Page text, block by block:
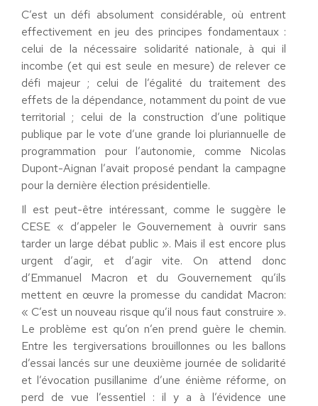
C’est un défi absolument considérable, où entrent
effectivement en jeu des principes fondamentaux :
celui de la nécessaire solidarité nationale, à qui il
incombe (et qui est seule en mesure) de relever ce
défi majeur ; celui de l’égalité du traitement des
effets de la dépendance, notamment du point de vue
territorial ; celui de la construction d’une politique
publique par le vote d’une grande loi pluriannuelle de
programmation pour l’autonomie, comme Nicolas
Dupont-Aignan l’avait proposé pendant la campagne
pour la dernière élection présidentielle.
Il est peut-être intéressant, comme le suggère le
CESE « d’appeler le Gouvernement à ouvrir sans
tarder un large débat public ». Mais il est encore plus
urgent d’agir, et d’agir vite. On attend donc
d’Emmanuel Macron et du Gouvernement qu’ils
mettent en œuvre la promesse du candidat Macron:
« C’est un nouveau risque qu’il nous faut construire ».
Le problème est qu’on n’en prend guère le chemin.
Entre les tergiversations brouillonnes ou les ballons
d’essai lancés sur une deuxième journée de solidarité
et l’évocation pusillanime d’une énième réforme, on
perd de vue l’essentiel : il y a à l’évidence une